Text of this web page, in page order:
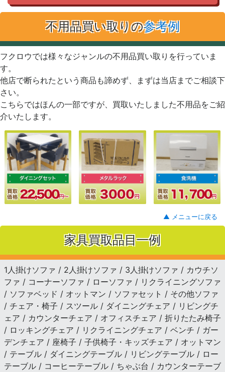
不用品買い取りの参考例
フクロウでは様々なジャンルの不用品買い取りを行っていま
す。
他店で断られたという商品も諦めず、まずは当店までご相談下
さい。
こちらではほんの一部ですが、買取いたしました不用品をご紹
介いたします。
▲ メニューに戻る
家具買取品目一例
1人掛けソファ / 2人掛けソファ / 3人掛けソファ / カウチソ
ファ / コーナーソファ / ローソファ / リクライニングソファ
/ ソファベッド / オットマン / ソファセット / その他ソファ
/ チェア・椅子 / スツール / ダイニングチェア / リビングチ
ェア / カウンターチェア / オフィスチェア / 折りたたみ椅子
/ ロッキングチェア / リクライニングチェア / ベンチ / ガー
デンチェア / 座椅子 / 子供椅子・キッズチェア / オットマン
/ テーブル / ダイニングテーブル / リビングテーブル / ロー
テーブル / コーヒーテーブル / ちゃぶ台 / カウンターテーブ